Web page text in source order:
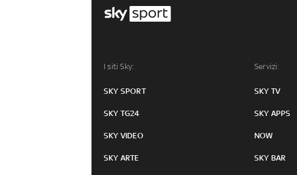
I siti Sky:
SKY SPORT
SKY TG24
SKY VIDEO
SKY ARTE
Servizi:
SKY TV
SKY APPS
NOW
SKY BAR